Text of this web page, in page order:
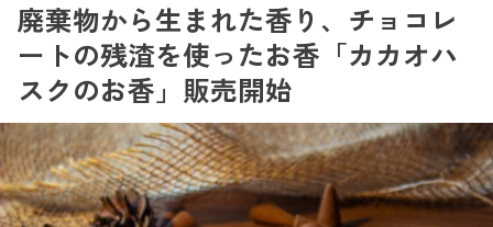
廃棄物から生まれた香り、チョコレ
ートの残渣を使ったお香「カカオハ
スクのお香」販売開始